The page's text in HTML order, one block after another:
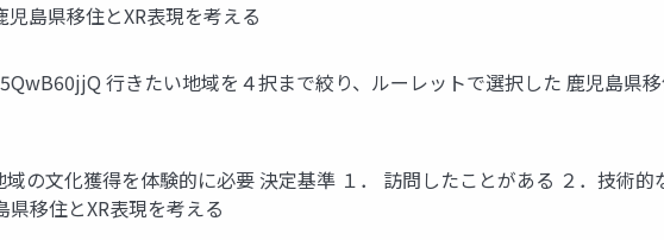
島県移住とXR表現を考える
行きたい地域を４択まで絞り、ルーレットで選択した 鹿児島県移
の文化獲得を体験的に必要 決定基準 １． 訪問したことがある ２．技術
移住とXR表現を考える